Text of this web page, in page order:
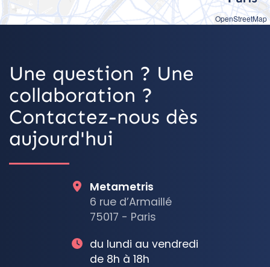
OpenStreetMap
Une question ? Une
collaboration ?
Contactez-nous dès
aujourd'hui
Metametris
6 rue d’Armaillé
75017 - Paris
du lundi au vendredi
de 8h à 18h